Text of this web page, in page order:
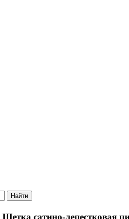
Щетка сатино-лепестковая